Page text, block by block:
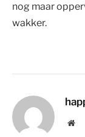
nog maar
wakker.